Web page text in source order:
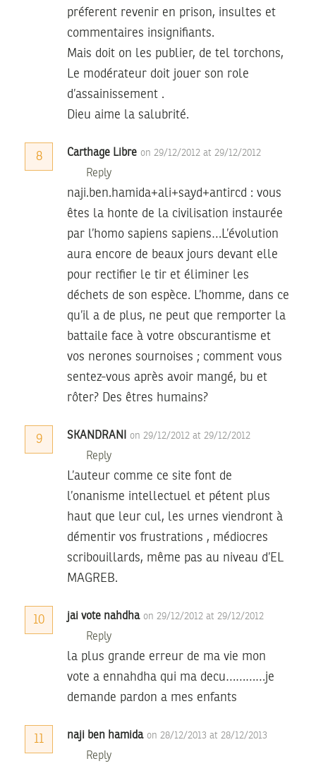
préferent revenir en prison, insultes et
commentaires insignifiants.
Mais doit on les publier, de tel torchons,
Le modérateur doit jouer son role
d’assainissement .
Dieu aime la salubrité.
8 Carthage Libre on 29/12/2012 at 29/12/2012
Reply
naji.ben.hamida+ali+sayd+antircd : vous
êtes la honte de la civilisation instaurée
par l’homo sapiens sapiens…L’évolution
aura encore de beaux jours devant elle
pour rectifier le tir et éliminer les
déchets de son espèce. L’homme, dans ce
qu’il a de plus, ne peut que remporter la
battaile face à votre obscurantisme et
vos nerones sournoises ; comment vous
sentez-vous après avoir mangé, bu et
rôter? Des êtres humains?
9 SKANDRANI on 29/12/2012 at 29/12/2012
Reply
L’auteur comme ce site font de
l’onanisme intellectuel et pétent plus
haut que leur cul, les urnes viendront à
démentir vos frustrations , médiocres
scribouillards, même pas au niveau d’EL
MAGREB.
10 jai vote nahdha on 29/12/2012 at 29/12/2012
Reply
la plus grande erreur de ma vie mon
vote a ennahdha qui ma decu…………je
demande pardon a mes enfants
11 naji ben hamida on 28/12/2013 at 28/12/2013
Reply